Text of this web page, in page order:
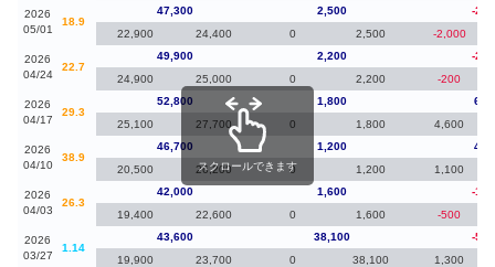
2026
05/01
18.9
47,300 2,500
-
22,900
24,400 0 2,500 -2,000
2026
04/24
22.7
49,900 2,200
-
24,900
25,000 0 2,200 -200
2026
04/17
29.3
52,800 1,800
25,100
27,700 0 1,800 4,600
2026
04/10
38.9
46,700 1,200
20,500
26,200 0 1,200 1,100
2026
04/03
26.3
42,000 1,600
-
19,400
22,600 0 1,600 -500
2026
03/27
1.14
43,600 38,100
-
19,900
23,700 0 38,100 1,300
スクロールできます